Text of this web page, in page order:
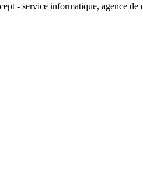
- service informatique, agence